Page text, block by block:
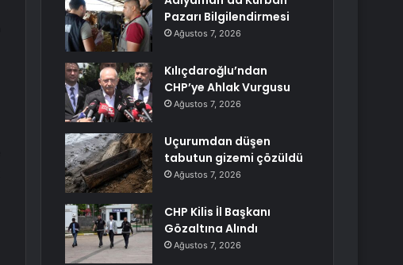
Pazarı Bilgilendirmesi
Ağustos 7, 2026
Kılıçdaroğlu’ndan
CHP’ye Ahlak Vurgusu
Ağustos 7, 2026
Uçurumdan düşen
tabutun gizemi çözüldü
Ağustos 7, 2026
CHP Kilis İl Başkanı
Gözaltına Alındı
Ağustos 7, 2026